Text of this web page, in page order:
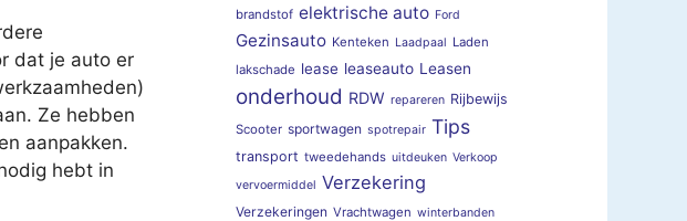
dat je auto er
Ze hebben
aanpakken.
hebt in
brandstof elektrische auto Ford
Gezinsauto Kenteken Laadpaal Laden
lakschade lease leaseauto Leasen
onderhoud RDW repareren Rijbewijs
Scooter sportwagen spotrepair Tips
transport tweedehands uitdeuken Verkoop
vervoermiddel Verzekering
Verzekeringen Vrachtwagen winterbanden